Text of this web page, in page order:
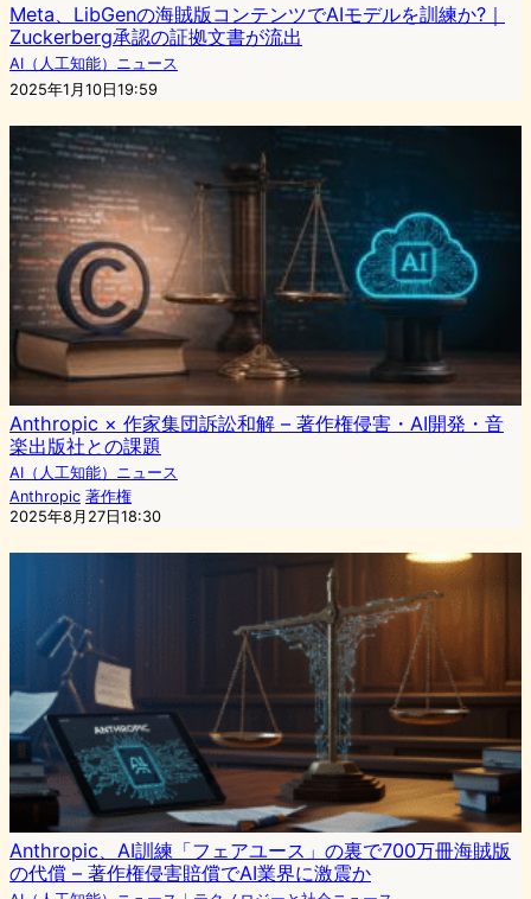
Meta、LibGenの海賊版コンテンツでAIモデルを訓練か?｜
Zuckerberg承認の証拠文書が流出
AI（人工知能）ニュース
2025年1月10日19:59
Anthropic × 作家集団訴訟和解 – 著作権侵害・AI開発・音
楽出版社との課題
AI（人工知能）ニュース
Anthropic 著作権
2025年8月27日18:30
Anthropic、AI訓練「フェアユース」の裏で700万冊海賊版
の代償 – 著作権侵害賠償でAI業界に激震か